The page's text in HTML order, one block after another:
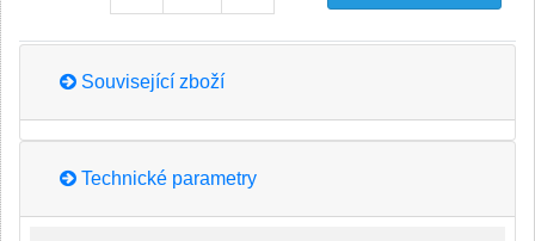
Související zboží
Technické parametry